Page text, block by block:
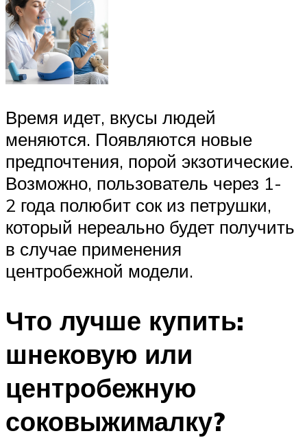
Время идет, вкусы людей
меняются. Появляются новые
предпочтения, порой экзотические.
Возможно, пользователь через 1-
2 года полюбит сок из петрушки,
который нереально будет получить
в случае применения
центробежной модели.
Что лучше купить:
шнековую или
центробежную
соковыжималку?